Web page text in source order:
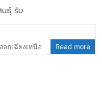
ธุ์ รับ
กเฉียงเหนือ Read more